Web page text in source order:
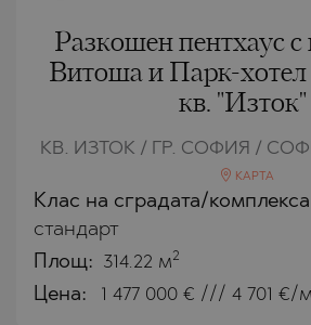
Разкошен пентхаус с
Витоша и Парк-хотел
кв. "Изток"
КВ. ИЗТОК / ГР. СОФИЯ /
КАРТА
Клас на сградата/
стандарт
Площ: 314.22 м2
Цена: 1 477 000 € /// 4 701 €/м